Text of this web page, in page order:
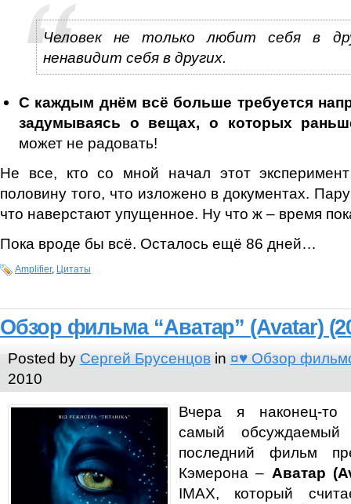
Человек не только любит себя в
ненавидит себя в других.
С каждым днём всё больше требуется
задумываясь о вещах, о которых
может не радовать!
Не все, кто со мной начал этот
половину того, что изложено в документах.
что наверстают упущенное. Ну что ж – время
Пока вроде бы всё. Осталось ещё 86 дней…
Amplifier, Цитаты
Обзор фильма “Аватар” (Avatar)
Posted by Сергей Брусенцовin ¤♥ Обзор
2010
Вчера я наконец-то
самый
последний фильм
Кэмерона – Аватар
IMAX, который